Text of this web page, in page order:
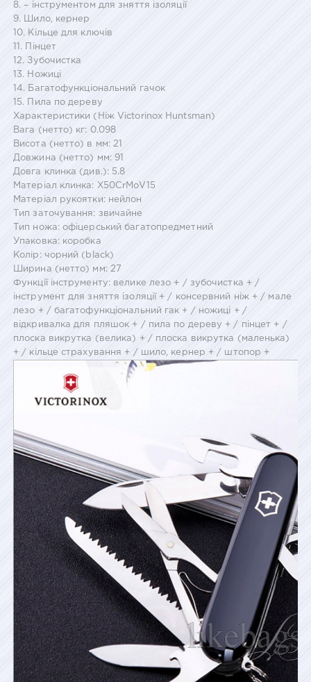
8. – інструментом для зняття ізоляції
9. Шило, кернер
10. Кільце для ключів
11. Пінцет
12. Зубочистка
13. Ножиці
14. Багатофункціональний гачок
15. Пила по дереву
Характеристики (Ніж Victorinox Huntsman)
Вага (нетто) кг: 0.098
Висота (нетто) в мм: 21
Довжина (нетто) мм: 91
Довга клинка (див.): 5.8
Матеріал клинка: X50CrMoV15
Матеріал рукоятки: нейлон
Тип заточування: звичайне
Тип ножа: офіцерський багатопредметний
Упаковка: коробка
Колір: чорний (black)
Ширина (нетто) мм: 27
Функції інструменту: велике лезо + / зубочистка + /
інструмент для зняття ізоляції + / консервний ніж + / мале
лезо + / багатофункціональний гак + / ножиці + /
відкривалка для пляшок + / пила по дереву + / пінцет + /
плоска викрутка (велика) + / плоска викрутка (маленька)
+ / кільце страхування + / шило, кернер + / штопор +